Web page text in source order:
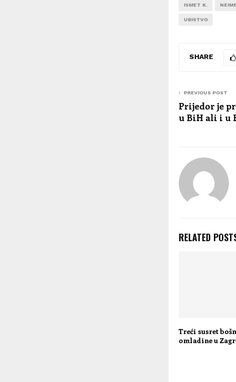
ISMET K.
UBISTVO
SHARE
PREVIOUS POST
Prijedor je
u BiH ali i u
RELATED
Treći susret
omladine u